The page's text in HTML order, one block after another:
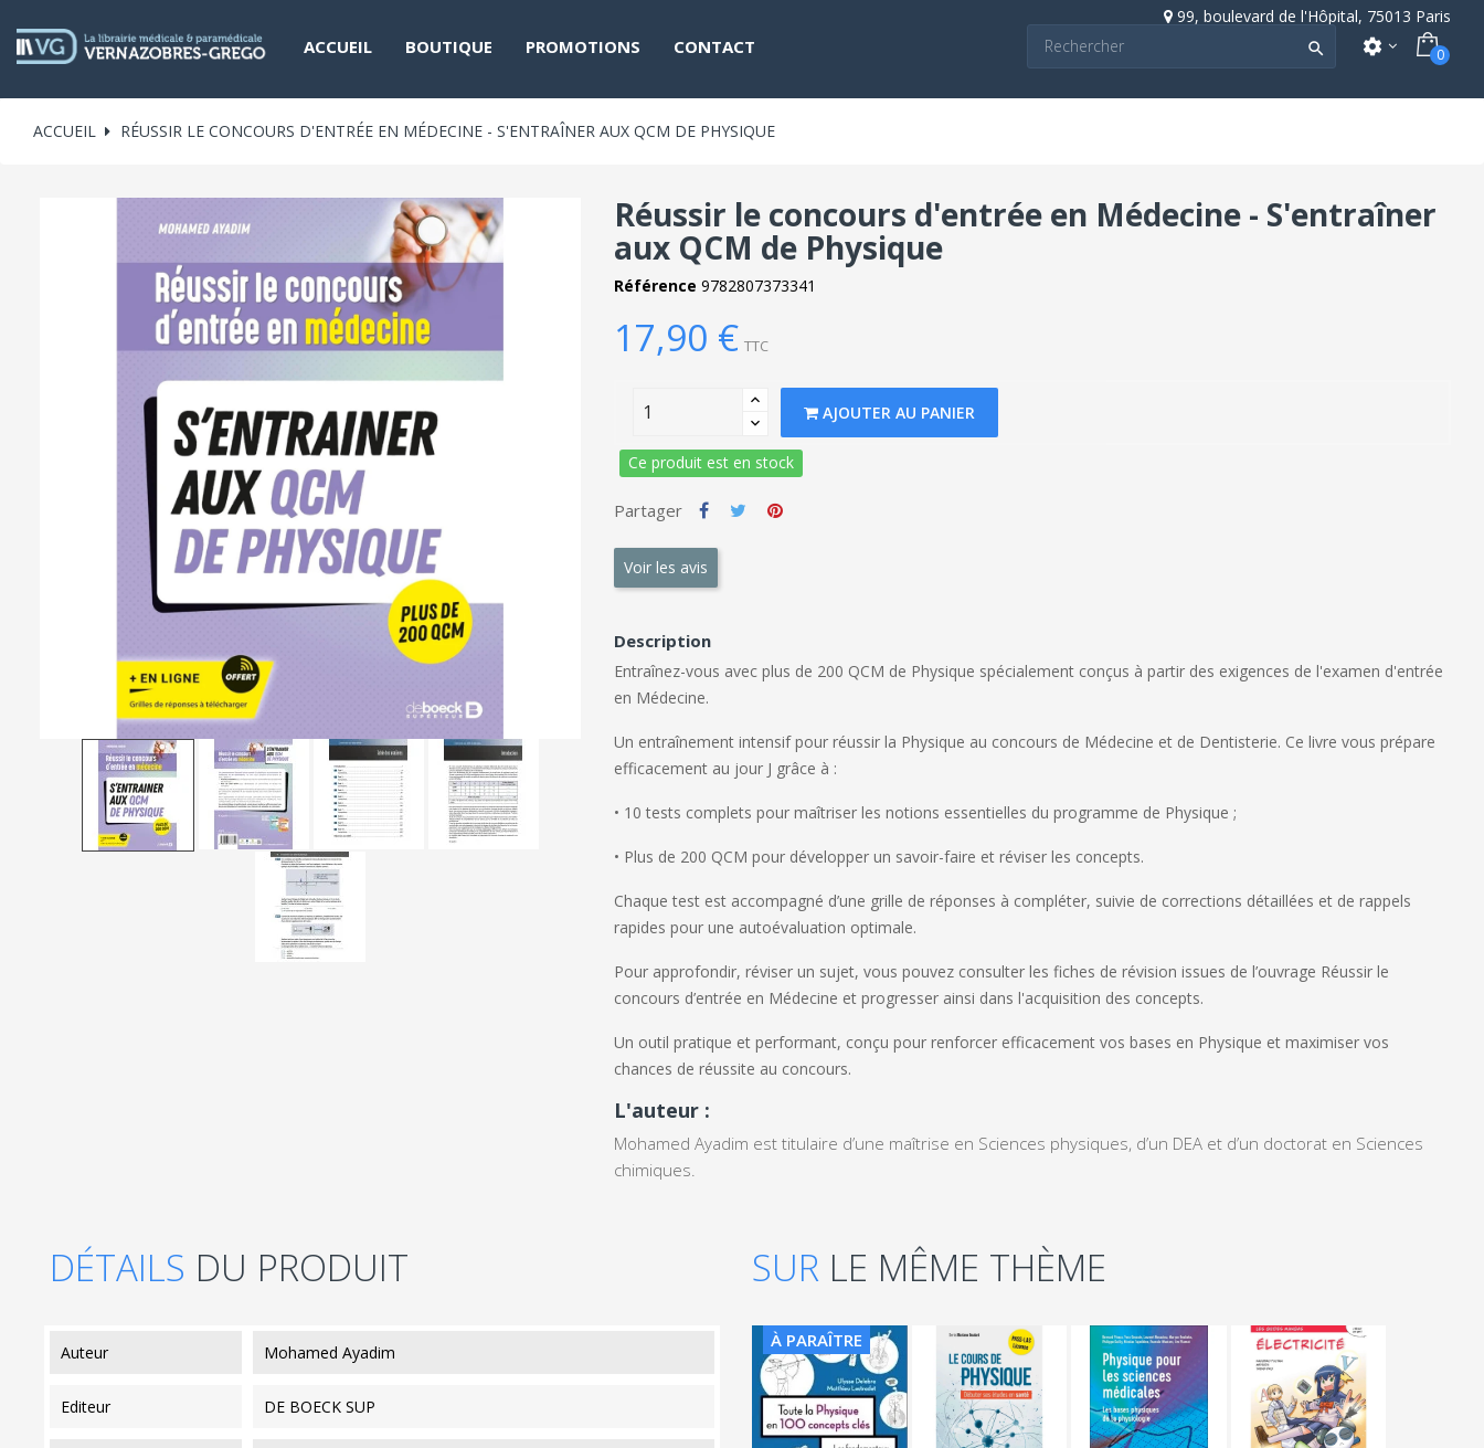
99, boulevard de l'Hôpital, 75013 Paris
ACCUEIL BOUTIQUE PROMOTIONS CONTACT  settings 0
ACCUEIL RÉUSSIR LE CONCOURS D'ENTRÉE EN MÉDECINE - S'ENTRAÎNER AUX QCM DE PHYSIQUE
Réussir le concours d'entrée en Médecine - S'entraîner
aux QCM de Physique
Référence 9782807373341
17,90 € TTC
AJOUTER AU PANIER
Ce produit est en stock
Partager
Voir les avis
Description
Entraînez-vous avec plus de 200 QCM de Physique spécialement conçus à partir des exigences de l'examen d'entrée
en Médecine.
Un entraînement intensif pour réussir la Physique au concours de Médecine et de Dentisterie. Ce livre vous prépare
efficacement au jour J grâce à :
• 10 tests complets pour maîtriser les notions essentielles du programme de Physique ;
• Plus de 200 QCM pour développer un savoir-faire et réviser les concepts.
Chaque test est accompagné d’une grille de réponses à compléter, suivie de corrections détaillées et de rappels
rapides pour une autoévaluation optimale.
Pour approfondir, réviser un sujet, vous pouvez consulter les fiches de révision issues de l’ouvrage Réussir le
concours d’entrée en Médecine et progresser ainsi dans l'acquisition des concepts.
Un outil pratique et performant, conçu pour renforcer efficacement vos bases en Physique et maximiser vos
chances de réussite au concours.
L'auteur :
Mohamed Ayadim est titulaire d’une maîtrise en Sciences physiques, d’un DEA et d’un doctorat en Sciences
chimiques.
DÉTAILS DU PRODUIT
auteur Mohamed Ayadim
editeur DE BOECK SUP
SUR LE MÊME THÈME
À PARAÎTRE